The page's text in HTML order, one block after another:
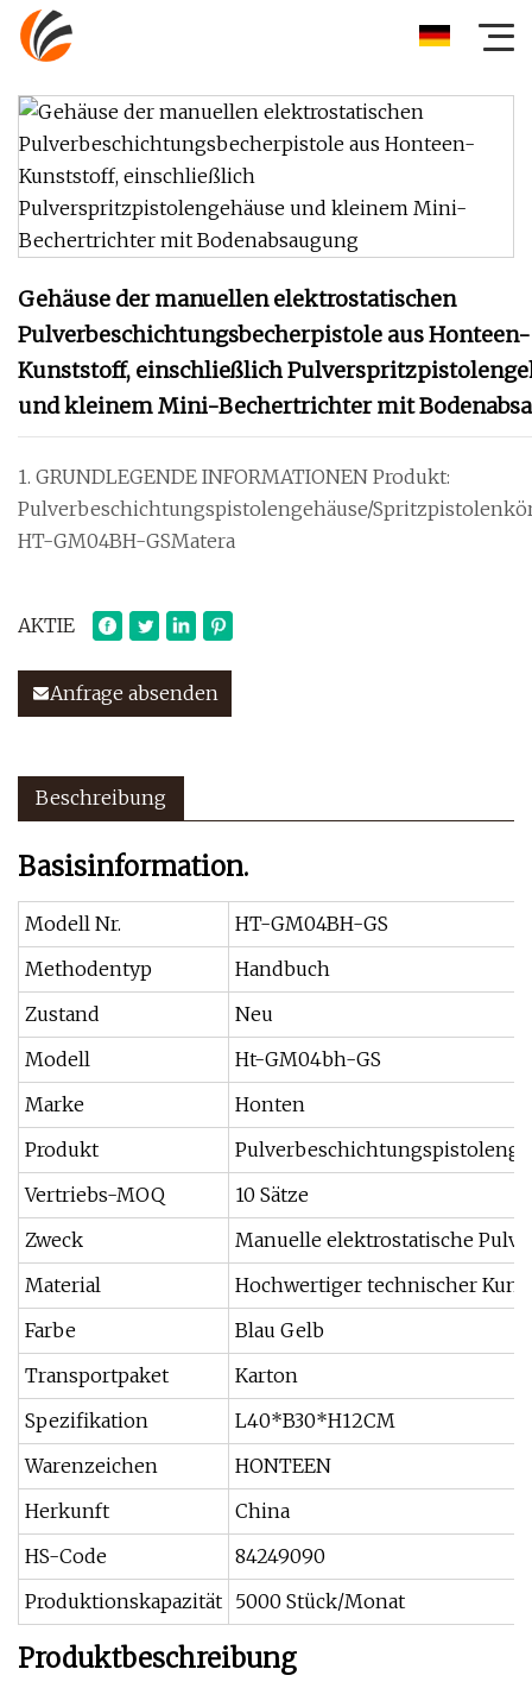
Gehäuse der manuellen elektrostatischen
Pulverbeschichtungsbecherpistole aus Honteen-
Kunststoff, einschließlich
und kleinem Mini-Bechertrichter mit
1. GRUNDLEGENDE INFORMATIONEN Produkt:
Pulverbeschichtungspistolengehäuse/
HT-GM04BH-GSMatera
AKTIE
Anfrage absenden
Beschreibung
Basisinformation.
Modell Nr.
HT-GM04BH-GS
Methodentyp
Handbuch
Zustand
Neu
Modell
Ht-GM04bh-GS
Marke
Honten
Produkt
Vertriebs-MOQ
10 Sätze
Zweck
Manuelle elektrostatische
Material
Hochwertiger technischer
Farbe
Blau Gelb
Transportpaket
Karton
Spezifikation
L40*B30*H12CM
Warenzeichen
HONTEEN
Herkunft
China
HS-Code
84249090
Produktionskapazität 5000 Stück/Monat
Produktbeschreibung